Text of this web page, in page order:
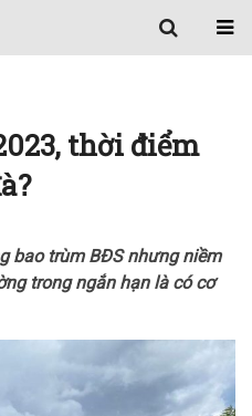
thời điểm
bao trùm BĐS nhưng niềm
trong ngắn hạn là có cơ